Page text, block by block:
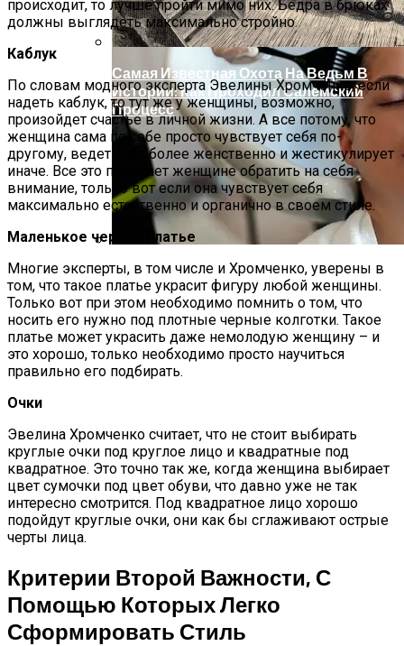
Лунный Календарь Окрашивания
Волос На Октябрь 2025 Года
Самая Известная Охота На Ведьм В
Истории: Как Проходил Салемский
Процесс
происходит, то лучше пройти мимо них. Бедра в брюках
должны выглядеть максимально стройно.
Каблук
По словам модного эксперта Эвелины Хромченко, если
надеть каблук, то тут же у женщины, возможно,
произойдет счастье в личной жизни. А все потому, что
женщина сама по себе просто чувствует себя по-
другому, ведет себя более женственно и жестикулирует
иначе. Все это помогает женщине обратить на себя
внимание, только вот если она чувствует себя
максимально естественно и органично в своем стиле.
Маленькое черное платье
Многие эксперты, в том числе и Хромченко, уверены в
том, что такое платье украсит фигуру любой женщины.
Только вот при этом необходимо помнить о том, что
носить его нужно под плотные черные колготки. Такое
платье может украсить даже немолодую женщину – и
это хорошо, только необходимо просто научиться
правильно его подбирать.
Очки
Эвелина Хромченко считает, что не стоит выбирать
круглые очки под круглое лицо и квадратные под
квадратное. Это точно так же, когда женщина выбирает
цвет сумочки под цвет обуви, что давно уже не так
интересно смотрится. Под квадратное лицо хорошо
подойдут круглые очки, они как бы сглаживают острые
черты лица.
Критерии Второй Важности, С
Помощью Которых Легко
Сформировать Стиль